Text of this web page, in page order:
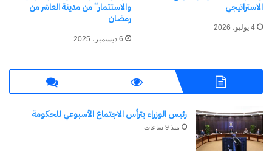
ومحافظ جنوب سيناء يتفقدان
القرية التراثية بمدينة شرم
29 أكتوبر، 2025
في "تقارير"
العارضات ويؤكد دعمه الكامل
14 أبريل، 2025
في "الأخبار News"
الاستراتيجي
4 يوليو، 2026
والاستثمار” من مدينة العاشر من
رمضان
6 ديسمبر، 2025
رئيس الوزراء يترأس الاجتماع الأسبوعي للحكومة
منذ 9 ساعات